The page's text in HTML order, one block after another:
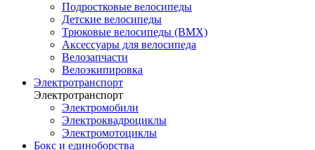
Подростковые велосипеды
Детские велосипеды
Трюковые велосипеды (BMX)
Аксессуары для велосипеда
Велозапчасти
Велоэкипировка
Электротранспорт
Электротранспорт
Электромобили
Электроквадроциклы
Электромотоциклы
Бокс и единоборства